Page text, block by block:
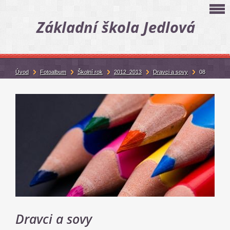
Základní škola Jedlová
Dravci a sovy
Úvod Fotoalbum Školní rok 2012_2013 Dravci a sovy 08